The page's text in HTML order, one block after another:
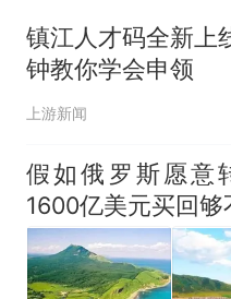
镇江人才码全新上
钟教你学会申领
上游新闻
假如俄罗斯愿意
1600亿美元买回够